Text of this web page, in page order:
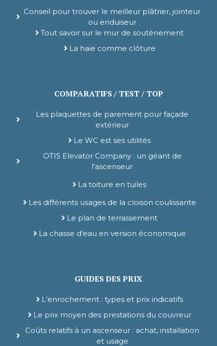
Conseil pour trouver le meilleur plâtrier, jointeur
ou enduiseur
Tout savoir sur le mur de soutènement
La haie comme clôture
COMPARATIFS / TEST / TOP
Les plaquettes de parement pour façade
extérieur
Le WC est ses utilités
OTIS Elevator Company : un géant de
l'ascenseur
La toiture en tuiles
Les différents usages de la cloison coulissante
Le plan de terrassement
La chasse d'eau en version économique
GUIDES DES PRIX
L'enrochement : types et prix indicatifs
Le prix moyen des prestations du couvreur
Coûts relatifs à un ascenseur : achat, installation
et usage